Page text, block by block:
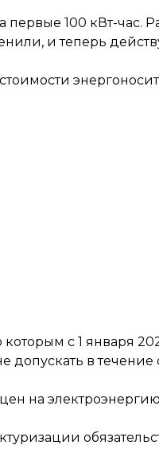
первые 100 кВт-час.
и теперь
с 1 января
допускать в течение
на